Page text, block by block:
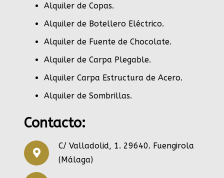
Alquiler de Copas.
Alquiler de Botellero Eléctrico.
Alquiler de Fuente de Chocolate.
Alquiler de Carpa Plegable.
Alquiler Carpa Estructura de Acero.
Alquiler de Sombrillas.
Contacto:
C/ Valladolid, 1. 29640. Fuengirola
(Málaga)